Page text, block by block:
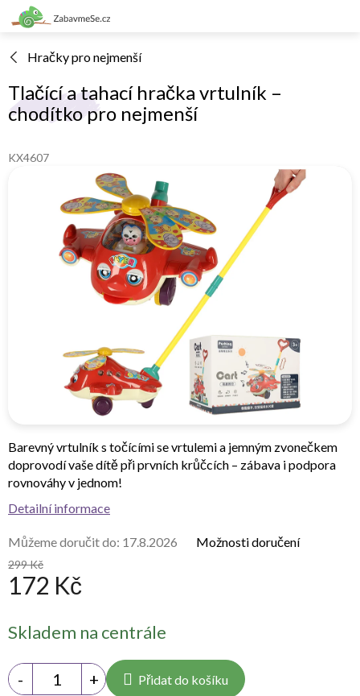
Přejít
na
Hračky pro nejmenší
Tlačící a tahací hračka vrtulník –
chodítko pro nejmenší
KX4607
299 Kč
172 Kč
cena:
Skladem na centrále
Můžeme doručit do: 17.8.2026 Možnosti doručení
Přidat do košíku
Barevný vrtulník s točícími se vrtulemi a jemným zvonečkem
doprovodí vaše dítě při prvních krůčcích – zábava i podpora
rovnováhy v jednom!
Detailní informace